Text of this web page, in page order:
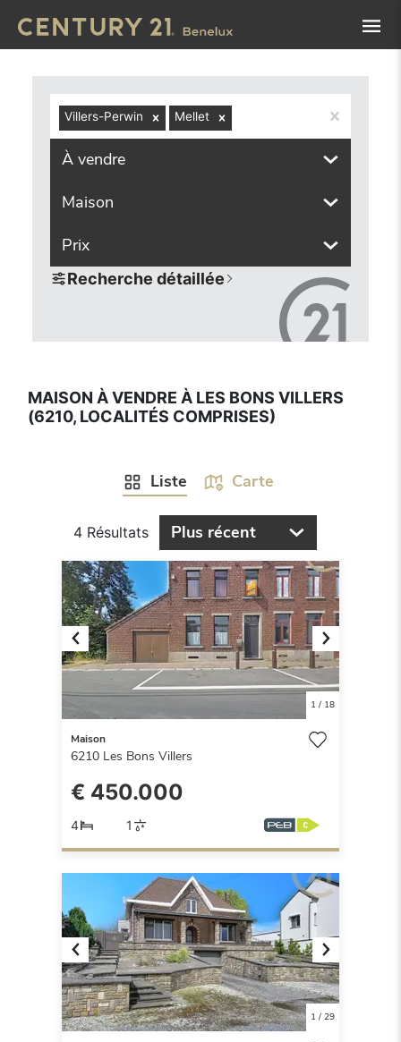
Villers-Perwin Mellet
À vendre
Maison
Prix
Recherche détaillée
MAISON À VENDRE À LES BONS VILLERS
(6210, LOCALITÉS COMPRISES)
Liste Carte
4 Résultats Plus récent
Previous Next
1/ 18
Maison
6210 Les Bons Villers
€ 450.000
4 1
Previous Next
1/ 29